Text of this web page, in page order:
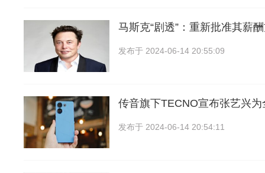
马斯克“剧透”：重新批准其薪
发布于 2024-06-14 20:55:09
传音旗下TECNO宣布张艺兴
发布于 2024-06-14 20:54:11